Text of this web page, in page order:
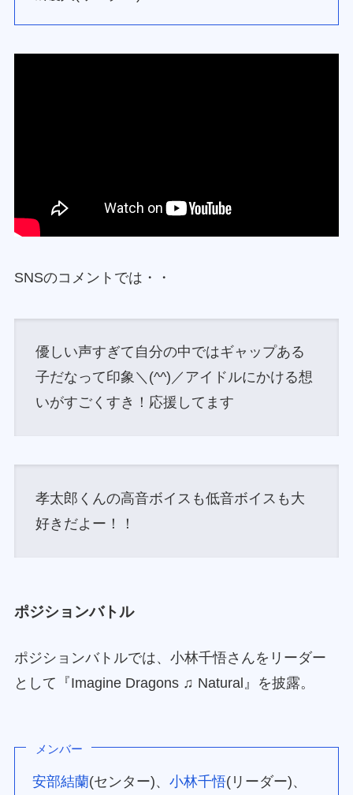
SNSのコメントでは・・
優しい声すぎて自分の中ではギャップある
子だなって印象＼(^^)／アイドルにかける想
いがすごくすき！応援してます
孝太郎くんの高音ボイスも低音ボイスも大
好きだよー！！
ポジションバトル
ポジションバトルでは、小林千悟さんをリーダー
として『Imagine Dragons ♫ Natural』を披露。
メンバー
安部結蘭(センター)、小林千悟(リーダー)、